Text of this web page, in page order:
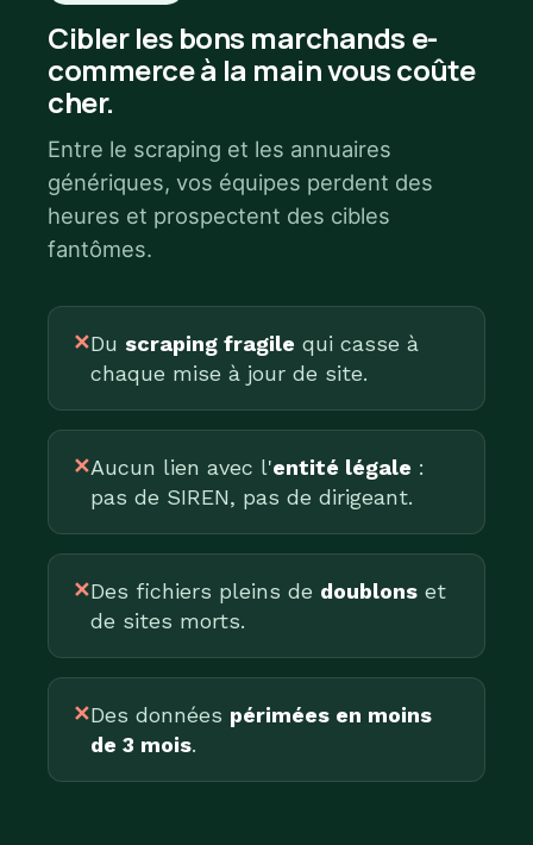
Cibler les bons marchands e-
commerce à la main vous coûte
cher.
Entre le scraping et les annuaires
génériques, vos équipes perdent des
heures et prospectent des cibles
fantômes.
✕Du scraping fragile qui casse à
chaque mise à jour de site.
✕Aucun lien avec l'entité légale :
pas de SIREN, pas de dirigeant.
✕Des fichiers pleins de doublons et
de sites morts.
✕Des données périmées en moins
de 3 mois.